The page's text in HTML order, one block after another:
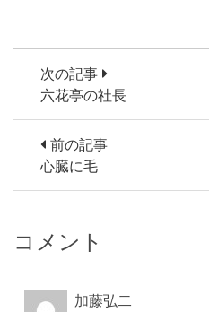
次の記事
六花亭の社長
前の記事
心臓に毛
コメント
加藤弘二